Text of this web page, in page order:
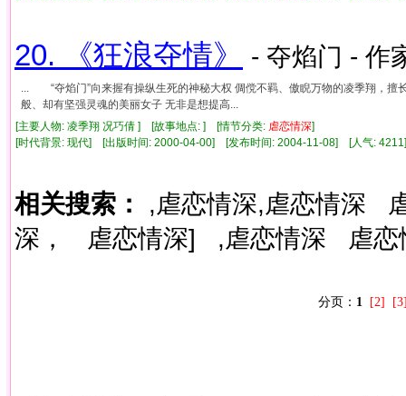
20. 《狂浪夺情》 - 夺焰门 - 作
... “夺焰门”向来握有操纵生死的神秘大权 倜傥不羁、傲睨万物的凌季翔，擅
般、却有坚强灵魂的美丽女子 无非是想提高...
[主要人物: 凌季翔 况巧倩 ] [故事地点: ] [情节分类: 虐恋情深]
[时代背景: 现代] [出版时间: 2000-04-00] [发布时间: 2004-11-08] [人气:
相关搜索： ,虐恋情深,虐恋情深
深，
虐恋情深] ,虐恋情深 虐
分页： 1 [2]